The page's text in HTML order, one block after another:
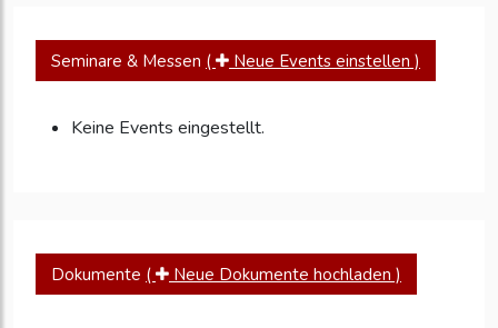
Seminare & Messen ( Neue Events einstellen )
Keine Events eingestellt.
Dokumente ( Neue Dokumente hochladen )